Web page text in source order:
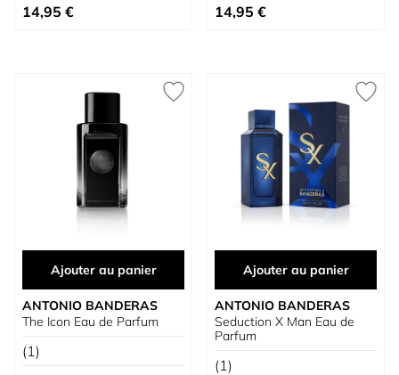
14,95 € 14,95 €
Ajouter au panier
ANTONIO BANDERAS
The Icon Eau de Parfum
(1)
Ajouter au panier
ANTONIO BANDERAS
Seduction X Man Eau de
Parfum
(1)